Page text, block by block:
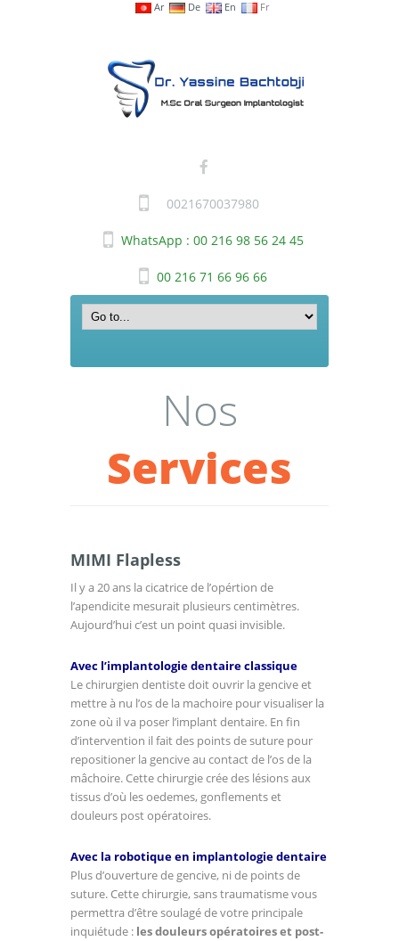
Ar De En Fr
0021670037980
WhatsApp : 00 216 98 56 24 45
00 216 71 66 96 66
Nos
Services
MIMI Flapless
Il y a 20 ans la cicatrice de l’opértion de
l’apendicite mesurait plusieurs centimètres.
Aujourd’hui c’est un point quasi invisible.
Avec l’implantologie dentaire classique
Le chirurgien dentiste doit ouvrir la gencive et
mettre à nu l’os de la machoire pour visualiser la
zone où il va poser l’implant dentaire. En fin
d’intervention il fait des points de suture pour
repositioner la gencive au contact de l’os de la
mâchoire. Cette chirurgie crée des lésions aux
tissus d’où les oedemes, gonflements et
douleurs post opératoires.
Avec la robotique en implantologie dentaire
Plus d’ouverture de gencive, ni de points de
suture. Cette chirurgie, sans traumatisme vous
permettra d’être soulagé de votre principale
inquiétude : les douleurs opératoires et post-